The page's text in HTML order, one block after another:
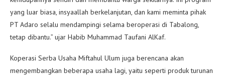
yang luar biasa, insyaallah berkelanjutan, dan kami meminta pihak
PT Adaro selalu mendampingi selama beroperasi di Tabalong,
tetap dibantu.” ujar Habib Muhammad Taufani AlKaf.
Koperasi Serba Usaha Miftahul Ulum juga berencana akan
mengembangkan beberapa usaha lagi, yaitu seperti produk turunan